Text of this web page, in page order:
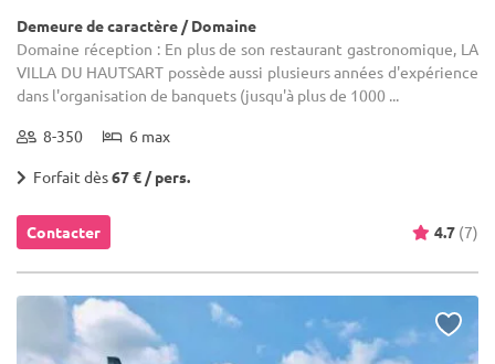
Demeure de caractère / Domaine
Domaine réception : En plus de son restaurant gastronomique, LA
VILLA DU HAUTSART possède aussi plusieurs années d'expérience
dans l'organisation de banquets (jusqu'à plus de 1000 ...
8-350 6 max
Forfait dès67 € / pers.
Contacter 4.7 (7)